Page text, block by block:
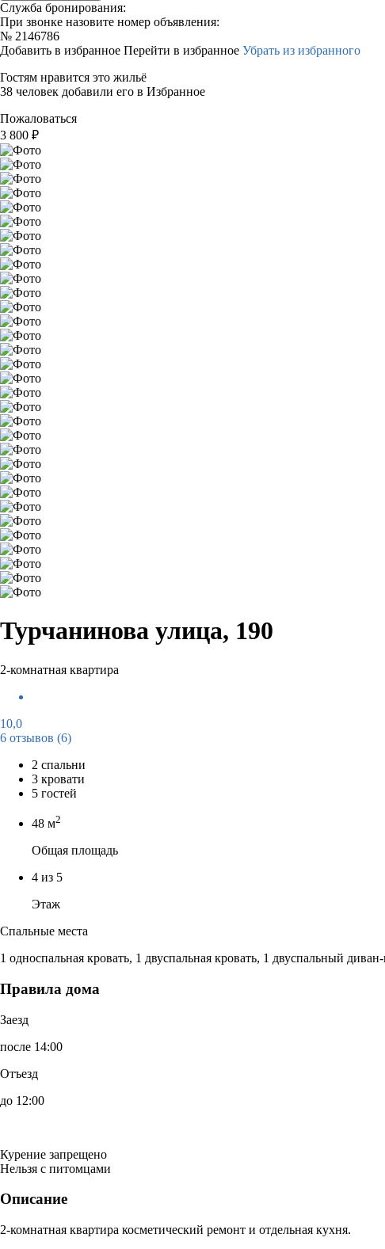
Служба бронирования:
При звонке назовите номер объявления:
№ 2146786
Добавить в избранное Перейти в избранное Убрать из избранного
Гостям нравится это жильё
38 человек добавили его в Избранное
Пожаловаться
3 800 ₽
Турчанинова улица, 190
2-комнатная квартира
10,0
6 отзывов (6)
2 спальни
3 кровати
5 гостей
48 м2
Общая площадь
4 из 5
Этаж
Спальные места
1 односпальная кровать, 1 двуспальная кровать, 1 двуспальный
Правила дома
Заезд
после 14:00
Отъезд
до 12:00
Курение запрещено
Нельзя с питомцами
Описание
2-комнатная квартира косметический ремонт и отдельная кухня.